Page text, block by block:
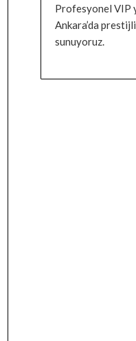
Profesyonel VIP
Ankara’da
sunuyoruz.